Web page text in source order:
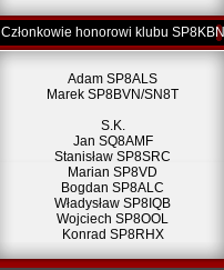
Członkowie honorowi klubu SP8KBN
Adam SP8ALS
Marek SP8BVN/SN8T
S.K.
Jan SQ8AMF
Stanisław SP8SRC
Marian SP8VD
Bogdan SP8ALC
Władysław SP8IQB
Wojciech SP8OOL
Konrad SP8RHX